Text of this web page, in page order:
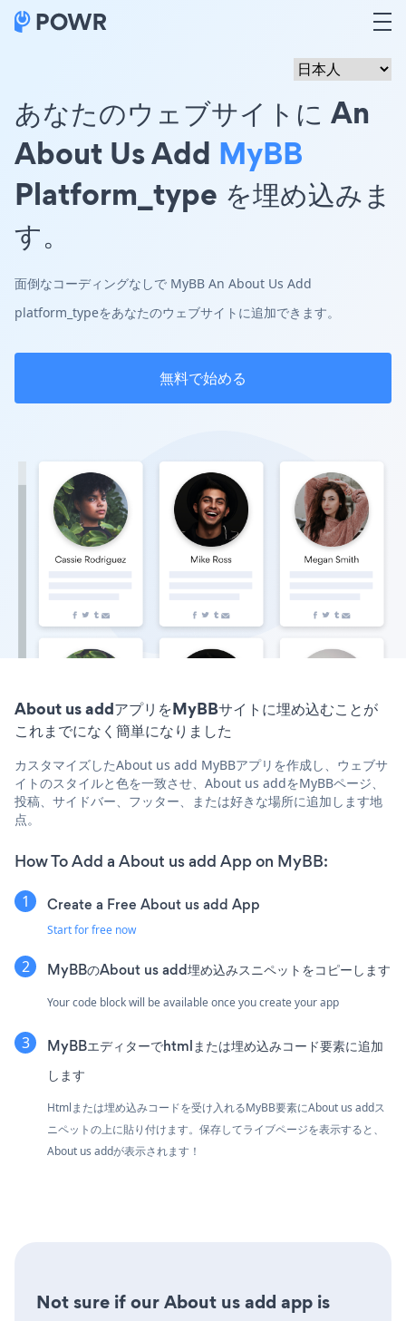
あなたのウェブサイトに An
About Us Add MyBB
Platform_type を埋め込みま
す。
面倒なコーディングなしで MyBB An About Us Add
platform_typeをあなたのウェブサイトに追加できます。
無料で始める
About us addアプリをMyBBサイトに埋め込むことが
これまでになく簡単になりました
カスタマイズしたAbout us add MyBBアプリを作成し、ウェブサ
イトのスタイルと色を一致させ、About us addをMyBBページ、
投稿、サイドバー、フッター、または好きな場所に追加します地
点。
How To Add a About us add App on MyBB:
Create a Free About us add App
Start for free now
MyBBのAbout us add埋め込みスニペットをコピーします
Your code block will be available once you create your app
MyBBエディターでhtmlまたは埋め込みコード要素に追加
します
Htmlまたは埋め込みコードを受け入れるMyBB要素にAbout us addス
ニペットの上に貼り付けます。保存してライブページを表示すると、
About us addが表示されます！
Not sure if our About us add app is